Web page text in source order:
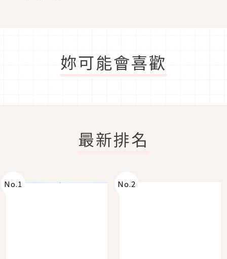
妳可能會喜歡
最新排名
No.1 No.2